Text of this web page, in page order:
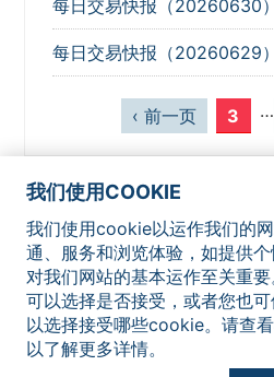
我们使用COOKIE
我们使用cookie以运作我们的
通、服务和浏览体验，如提供
对我们网站的基本运作至关重
可以选择是否接受，或者您也
以选择接受哪些cookie。请查
以了解更多详情。
每日交易快报（20260630）
每日交易快报（20260629）
‹ 前一页 3 …
网站地图 联系我们 法律声明